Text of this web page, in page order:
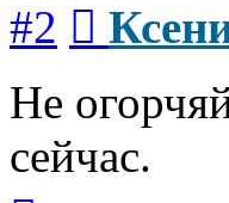
#2
Не
сейчас.